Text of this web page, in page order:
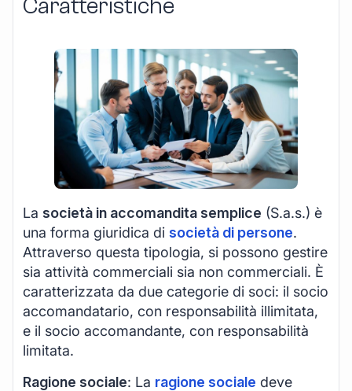
Caratteristiche
La società in accomandita semplice (S.a.s.) è
una forma giuridica di società di persone.
Attraverso questa tipologia, si possono gestire
sia attività commerciali sia non commerciali. È
caratterizzata da due categorie di soci: il socio
accomandatario, con responsabilità illimitata,
e il socio accomandante, con responsabilità
limitata.
Ragione sociale: La ragione sociale deve